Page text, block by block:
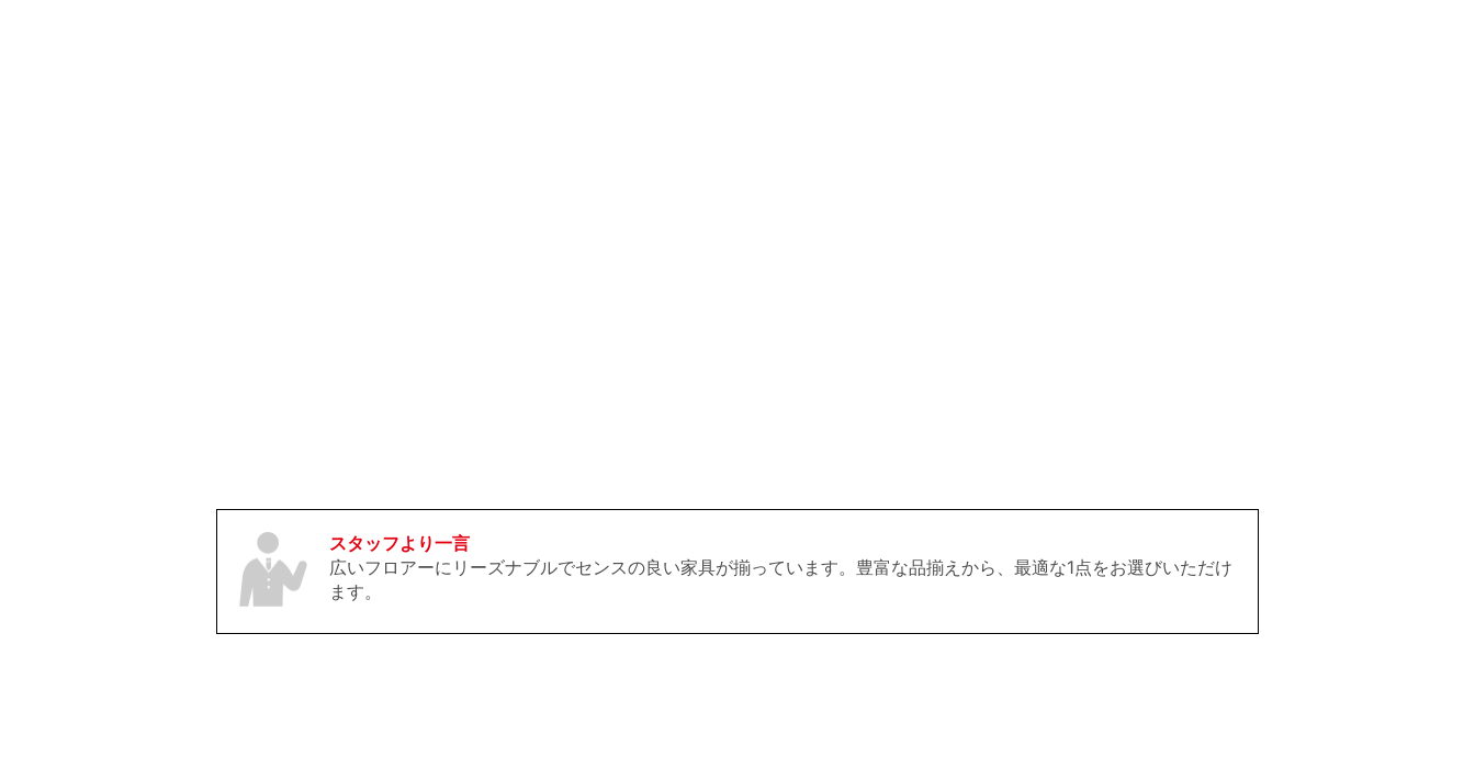
スタッフより一言
広いフロアーにリーズナブルでセンスの良い家具が揃っています。豊富な品揃えから、最適な1点をお選びいただけ
ます。